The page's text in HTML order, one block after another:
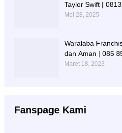
Taylor Swift |
Mei 28, 2025
Waralaba
dan Aman | 085
Maret 18, 2023
Fanspage Kami